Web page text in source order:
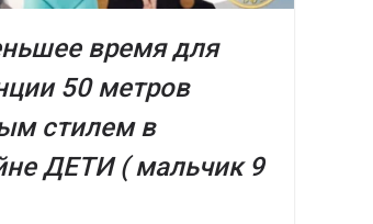
время для
50 метров
стилем в
ДЕТИ ( мальчик 9